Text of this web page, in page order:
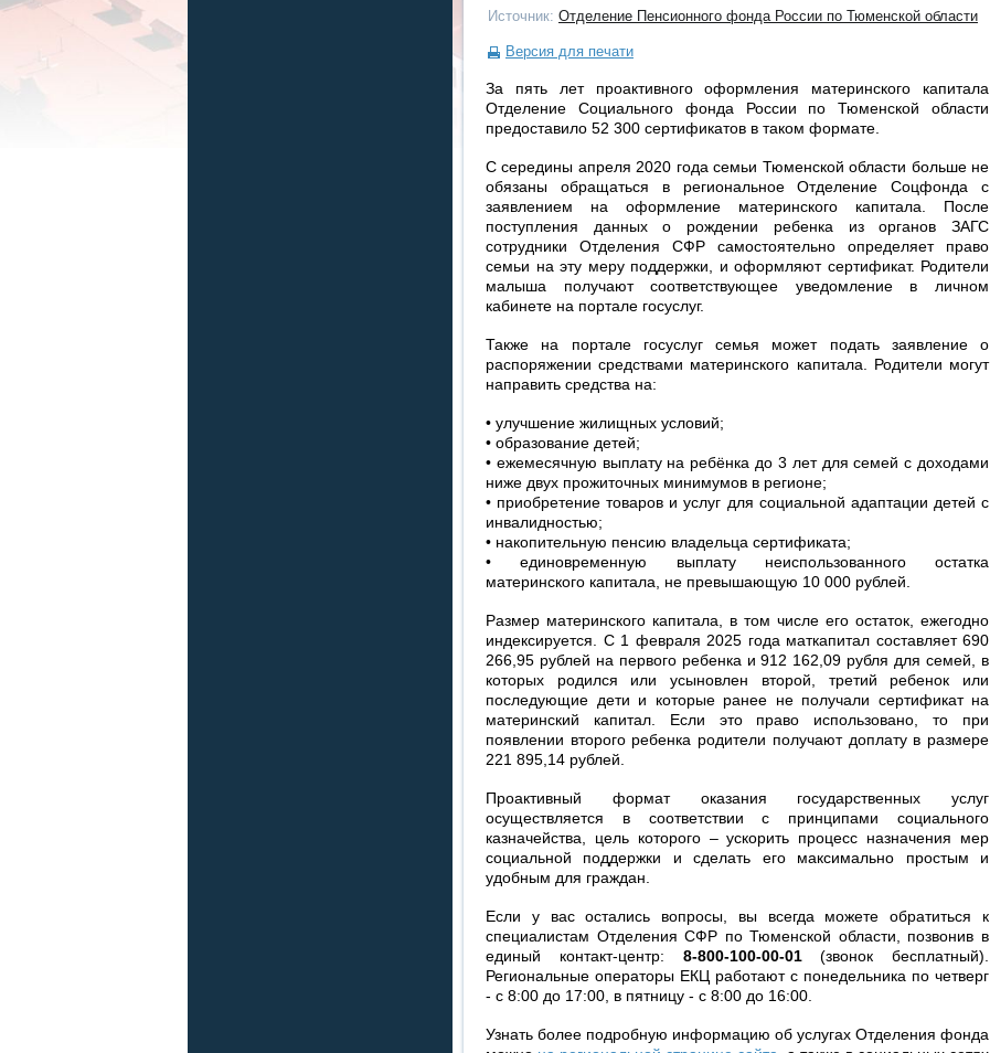
Источник: Отделение Пенсионного фонда России по Тюменской области
Версия для печати
За пять лет проактивного оформления материнского капитала
Отделение Социального фонда России по Тюменской области
предоставило 52 300 сертификатов в таком формате.
С середины апреля 2020 года семьи Тюменской области больше не
обязаны обращаться в региональное Отделение Соцфонда с
заявлением на оформление материнского капитала. После
поступления данных о рождении ребенка из органов ЗАГС
сотрудники Отделения СФР самостоятельно определяет право
семьи на эту меру поддержки, и оформляют сертификат. Родители
малыша получают соответствующее уведомление в личном
кабинете на портале госуслуг.
Также на портале госуслуг семья может подать заявление о
распоряжении средствами материнского капитала. Родители могут
направить средства на:
• улучшение жилищных условий;
• образование детей;
• ежемесячную выплату на ребёнка до 3 лет для семей с доходами
ниже двух прожиточных минимумов в регионе;
• приобретение товаров и услуг для социальной адаптации детей с
инвалидностью;
• накопительную пенсию владельца сертификата;
• единовременную выплату неиспользованного остатка
материнского капитала, не превышающую 10 000 рублей.
Размер материнского капитала, в том числе его остаток, ежегодно
индексируется. С 1 февраля 2025 года маткапитал составляет 690
266,95 рублей на первого ребенка и 912 162,09 рубля для семей, в
которых родился или усыновлен второй, третий ребенок или
последующие дети и которые ранее не получали сертификат на
материнский капитал. Если это право использовано, то при
появлении второго ребенка родители получают доплату в размере
221 895,14 рублей.
Проактивный формат оказания государственных услуг
осуществляется в соответствии с принципами социального
казначейства, цель которого – ускорить процесс назначения мер
социальной поддержки и сделать его максимально простым и
удобным для граждан.
Если у вас остались вопросы, вы всегда можете обратиться к
специалистам Отделения СФР по Тюменской области, позвонив в
единый контакт-центр: 8-800-100-00-01(звонок бесплатный).
Региональные операторы ЕКЦ работают с понедельника по четверг
- с 8:00 до 17:00, в пятницу - с 8:00 до 16:00.
Узнать более подробную информацию об услугах Отделения фонда